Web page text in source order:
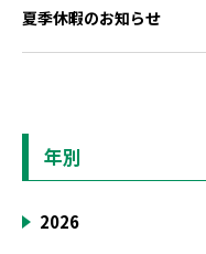
夏季休暇のお知らせ
年別
2026